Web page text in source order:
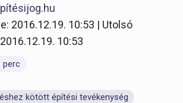
2016.12.19. 10:53 | Utolsó
10:53
perc
kötött építési tevékenység